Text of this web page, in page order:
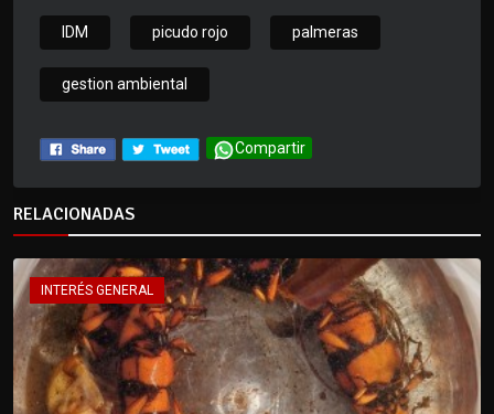
IDM picudo rojo palmeras
gestion ambiental
Compartir
RELACIONADAS
INTERÉS GENERAL